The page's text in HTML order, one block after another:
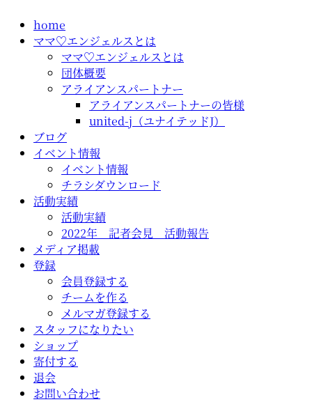
home
ママ♡エンジェルスとは
ママ♡エンジェルスとは
団体概要
アライアンスパートナー
アライアンスパートナーの皆様
united-j（ユナイテッドJ）
ブログ
イベント情報
イベント情報
チラシダウンロード
活動実績
活動実績
2022年 記者会見 活動報告
メディア掲載
登録
会員登録する
チームを作る
メルマガ登録する
スタッフになりたい
ショップ
寄付する
退会
お問い合わせ